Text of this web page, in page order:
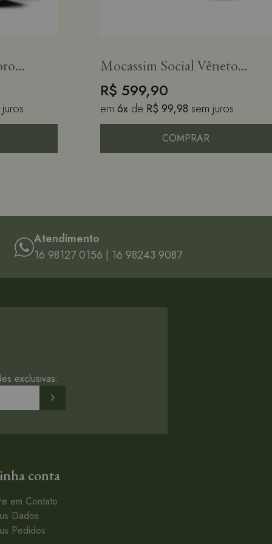
Mocassim Social Vêneto
Cobre
R$ 599,90
em 6x de R$ 99,98 sem juros
COMPRAR
Atendimento
16 98127 0156 | 16 98243 9087
exclusivas.
conta
em Contato
Dados
Pedidos